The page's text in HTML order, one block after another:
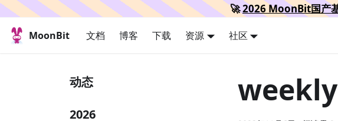
🚀2026 MoonBit国产
MoonBit 文档 博客 下载 资源 社区
动态
2026
weekly